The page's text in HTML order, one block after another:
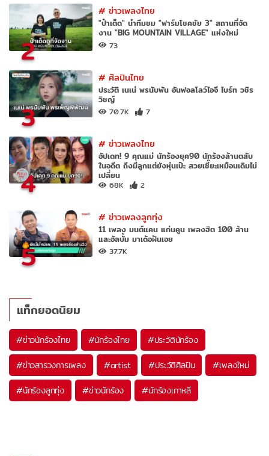
2
#ข่าวเพลงไทย
"ป๋าเต็ด" นำทีมชม "ฟาร์มโชคชัย 3" สถานที่จัด
งาน "BIG MOUNTAIN VILLAGE" แห่งใหม่
73
3
#ศิลปินไทย
ประวัติ เนเน่ พรนับพัน อันฟอลโลว์ไอจี ไบร์ท วชิร
วิชญ์
70.7K 7
4
#ข่าวเพลงไทย
อัปเดท! 9 คุณแม่ นักร้องยุค90 นักร้องล้านตลับ
ในอดีต ถึงมีลูกแต่ยังหุ่นเป๊ะ สวยเซี๊ยะเหมือนเดิมไม่
เปลี่ยน
68K 2
5
#ข่าวเพลงลูกทุ่ง
11 เพลง มนต์แคน แก่นคูน เพลงฮิต 100 ล้าน
และอัลบั้ม มาเด้อฝันเอย
37.7K
แท็กยอดนิยม
#ข่าวนักร้องไทย #นักร้องไทย #ประวัตินักร้อง
#ข่าวสารวงการเพลง #artist #ประวัติศิลปิน #เพลงใหม่
#นักร้องลูกทุ่ง #ข่าวนักร้อง #นักร้องเกาหลี